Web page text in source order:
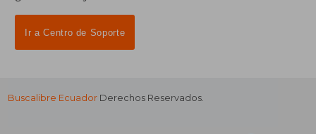
Ir a Centro de Soporte
Buscalibre Ecuador Derechos Reservados.